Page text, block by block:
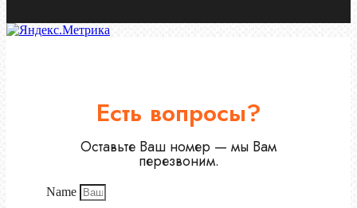
Есть вопросы?
Оставьте Ваш номер — мы Вам
перезвоним.
Name